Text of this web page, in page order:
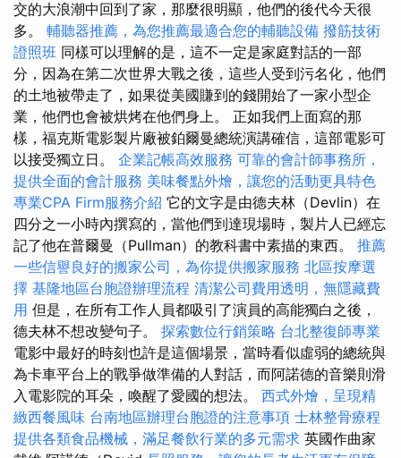
交的大浪潮中回到了家，那麼很明顯，他們的後代今天很
多。 輔聽器推薦，為您推薦最適合您的輔聽設備 撥筋技術
證照班 同樣可以理解的是，這不一定是家庭對話的一部
分，因為在第二次世界大戰之後，這些人受到污名化，他們
的土地被帶走了，如果從美國賺到的錢開始了一家小型企
業，他們也會被烘烤在他們身上。 正如我們上面寫的那
樣，福克斯電影製片廠被鉑爾曼總統演講確信，這部電影可
以接受獨立日。 企業記帳高效服務 可靠的會計師事務所，
提供全面的會計服務 美味餐點外燴，讓您的活動更具特色
專業CPA Firm服務介紹 它的文字是由德夫林（Devlin）在
四分之一小時內撰寫的，當他們到達現場時，製片人已經忘
記了他在普爾曼（Pullman）的教科書中素描的東西。 推薦
一些信譽良好的搬家公司，為你提供搬家服務 北區按摩選
擇 基隆地區台胞證辦理流程 清潔公司費用透明，無隱藏費
用 但是，在所有工作人員都吸引了演員的高能獨白之後，
德夫林不想改變句子。 探索數位行銷策略 台北整復師專業
電影中最好的時刻也許是這個場景，當時看似虛弱的總統與
為卡車平台上的戰爭做準備的人對話，而阿諾德的音樂則滑
入電影院的耳朵，喚醒了愛國的想法。 西式外燴，呈現精
緻西餐風味 台南地區辦理台胞證的注意事項 士林整骨療程
提供各類食品機械，滿足餐飲行業的多元需求 英國作曲家